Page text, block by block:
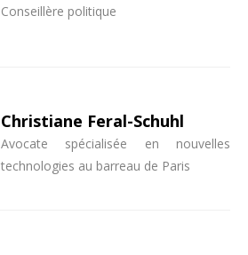
Conseillère politique
Christiane Feral-Schuhl
Avocate spécialisée en nouvelles
technologies au barreau de Paris